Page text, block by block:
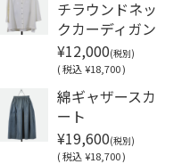
チラウンドネッ
クカーディガン
¥12,000(税別)
(税込 ¥18,700 )
綿ギャザースカ
ート
¥19,600(税別)
(税込 ¥18,700 )